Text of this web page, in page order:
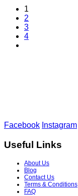
1
2
3
4
Facebook Instagram
Useful Links
About Us
Blog
Contact Us
Terms & Conditions
FAQ